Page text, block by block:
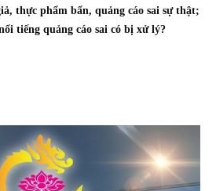
thực phẩm bẩn, quảng cáo sai sự thật;
tiếng quảng cáo sai có bị xử lý?